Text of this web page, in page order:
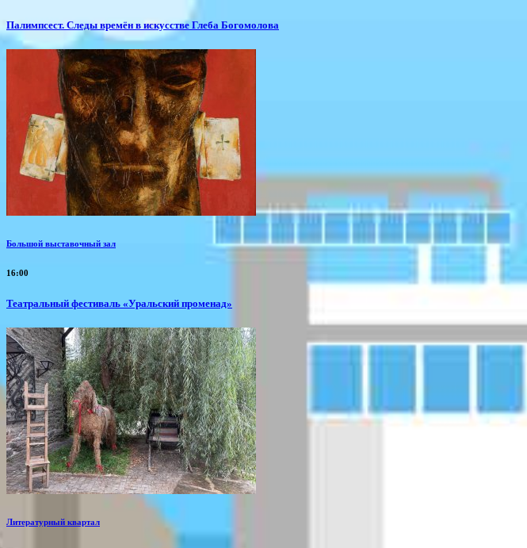
Палимпсест. Следы времён в искусстве Глеба Богомолова
Большой выставочный зал
16:00
Театральный фестиваль «Уральский променад»
Литературный квартал